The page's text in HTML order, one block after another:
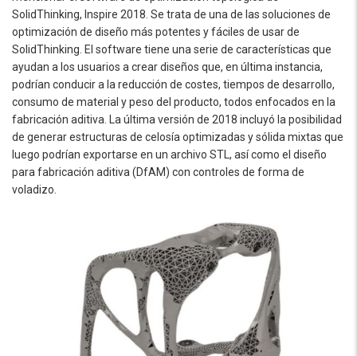
SolidThinking, Inspire 2018. Se trata de una de las soluciones de
optimización de diseño más potentes y fáciles de usar de
SolidThinking. El software tiene una serie de características que
ayudan a los usuarios a crear diseños que, en última instancia,
podrían conducir a la reducción de costes, tiempos de desarrollo,
consumo de material y peso del producto, todos enfocados en la
fabricación aditiva. La última versión de 2018 incluyó la posibilidad
de generar estructuras de celosía optimizadas y sólida mixtas que
luego podrían exportarse en un archivo STL, así como el diseño
para fabricación aditiva (DfAM) con controles de forma de
voladizo.